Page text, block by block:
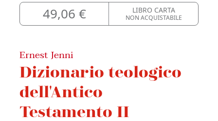
49,06 € LIBRO CARTA
NON ACQUISTABILE
Ernest Jenni
Dizionario teologico
dell'Antico
Testamento II